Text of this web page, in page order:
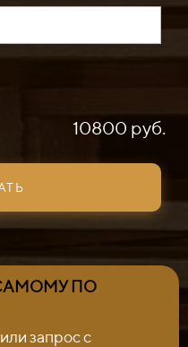
10800 руб.
ПО
запрос с